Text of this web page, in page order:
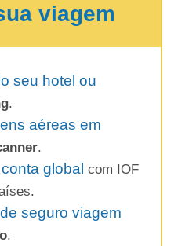
viagem
seu hotel ou
.
aéreas em
.
conta global com IOF
seguro viagem
.